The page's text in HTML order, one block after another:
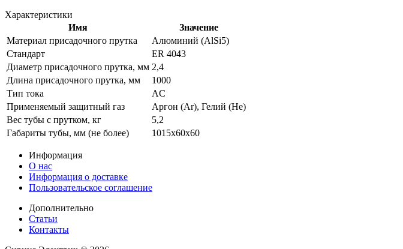
Характеристики
Имя
Значение
Материал присадочного прутка
Алюминий (AlSi5)
Стандарт
ER 4043
Диаметр присадочного прутка, мм 2,4
Длина присадочного прутка, мм
1000
Тип тока
AC
Применяемый защитный газ
Аргон (Ar), Гелий (He)
Вес тубы с прутком, кг
5,2
Габариты тубы, мм (не более)
1015х60х60
Информация
О нас
Информация о доставке
Пользовательское соглашение
Дополнительно
Статьи
Контакты